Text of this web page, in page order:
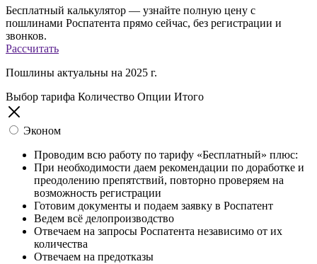
Бесплатный калькулятор — узнайте полную цену с
пошлинами Роспатента прямо сейчас, без регистрации и
звонков.
Рассчитать
Пошлины актуальны на 2025 г.
Выбор тарифа Количество Опции Итого
Эконом
Проводим всю работу по тарифу «Бесплатный» плюс:
При необходимости даем рекомендации по доработке и
преодолению препятствий, повторно проверяем на
возможность регистрации
Готовим документы и подаем заявку в Роспатент
Ведем всё делопроизводство
Отвечаем на запросы Роспатента независимо от их
количества
Отвечаем на предотказы